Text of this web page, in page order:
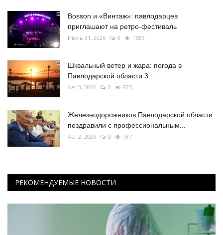
Bosson и «Винтаж»: павлодарцев
приглашают на ретро-фестиваль
Июль 31, 2026 0 1585
Шквальный ветер и жара: погода в
Павлодарской области 3...
Авг 3, 2026 0 825
Железнодорожников Павлодарской области
поздравили с профессиональным...
Авг 2, 2026 0 787
РЕКОМЕНДУЕМЫЕ НОВОСТИ